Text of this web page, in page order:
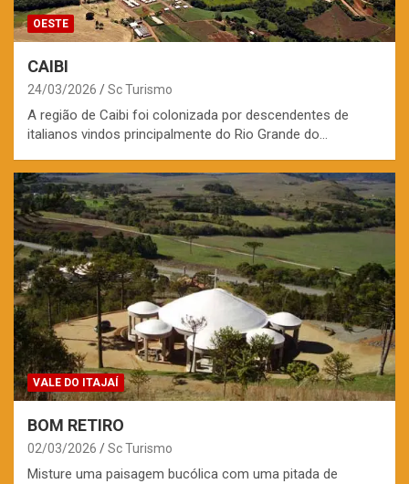
OESTE
CAIBI
24/03/2026 Sc Turismo
A região de Caibi foi colonizada por descendentes de
italianos vindos principalmente do Rio Grande do…
VALE DO ITAJAÍ
BOM RETIRO
02/03/2026 Sc Turismo
Misture uma paisagem bucólica com uma pitada de